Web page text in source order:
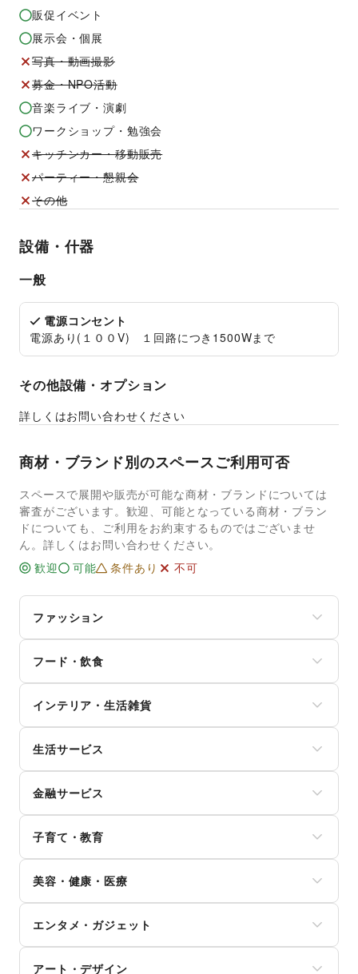
販促イベント
展示会・個展
写真・動画撮影
募金・NPO活動
音楽ライブ・演劇
ワークショップ・勉強会
キッチンカー・移動販売
パーティー・懇親会
その他
設備・什器
一般
電源コンセント
電源あり(１００V) １回路につき1500Wまで
その他設備・オプション
詳しくはお問い合わせください
商材・ブランド別のスペースご利用可否
スペースで展開や販売が可能な商材・ブランドについては
審査がございます。歓迎、可能となっている商材・ブラン
ドについても、ご利用をお約束するものではございませ
ん。詳しくはお問い合わせください。
歓迎
可能 条件あり 不可
ファッション
レディースファッション
ユニセックス
インナー・ルームウェア
キッズ・ベビー・マタニティ
スポーツ
シーズナルウェア
腕時計
靴
バッグ・革小物
ファッション雑貨
和服・着物
古着
その他ファッション
フード・飲食
和菓子
パン
お弁当・惣菜
軽食・ホットスナック
コーヒー・紅茶
その他飲料
食材・調味料
物産展・マルシェ
キッチンカー・移動販売
野菜・果物・生鮮食品
その他フード・飲食
インテリア・生活雑貨
寝具・ベッド
家具・家電
キッチン雑貨・調理器具
掃除用品・生活便利品
文房具
手芸・ハンドメイド
花・盆栽・ドライフラワー
犬・猫・ペット
日用雑貨
食器・陶磁器
その他インテリア・生活雑貨
生活サービス
インターネット・プロバイダ
電気・ガス
ウォーターサーバー
ハウスクリーニング・家事代行
定期宅配
リサイクル雑貨・古本
冠婚葬祭
資格・習い事
リフォーム
金融サービス
保険
銀行
住宅ローン
証券・FX
不動産投資
その他金融サービス
子育て・教育
ランドセル
学習教材・通信教育
子供向け教室・レッスン
塾・家庭教師
おもちゃ・絵本
その他子育て・教育
美容・健康・医療
ダイエット・健康グッズ
美容・コスメ・香水
ヘアケア・シャンプー
エンタメ・ガジェット
スマホアクセサリー
アート・デザイン